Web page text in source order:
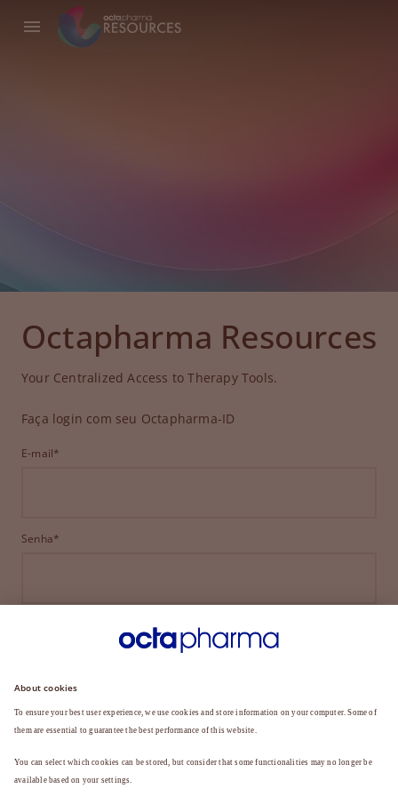
Octapharma Resources
Your Centralized Access to Therapy Tools.
Faça login com seu Octapharma-ID
E-mail*
Senha*
ENTRAR
ESQUECEU SUA SENHA?
Ainda não é membro?